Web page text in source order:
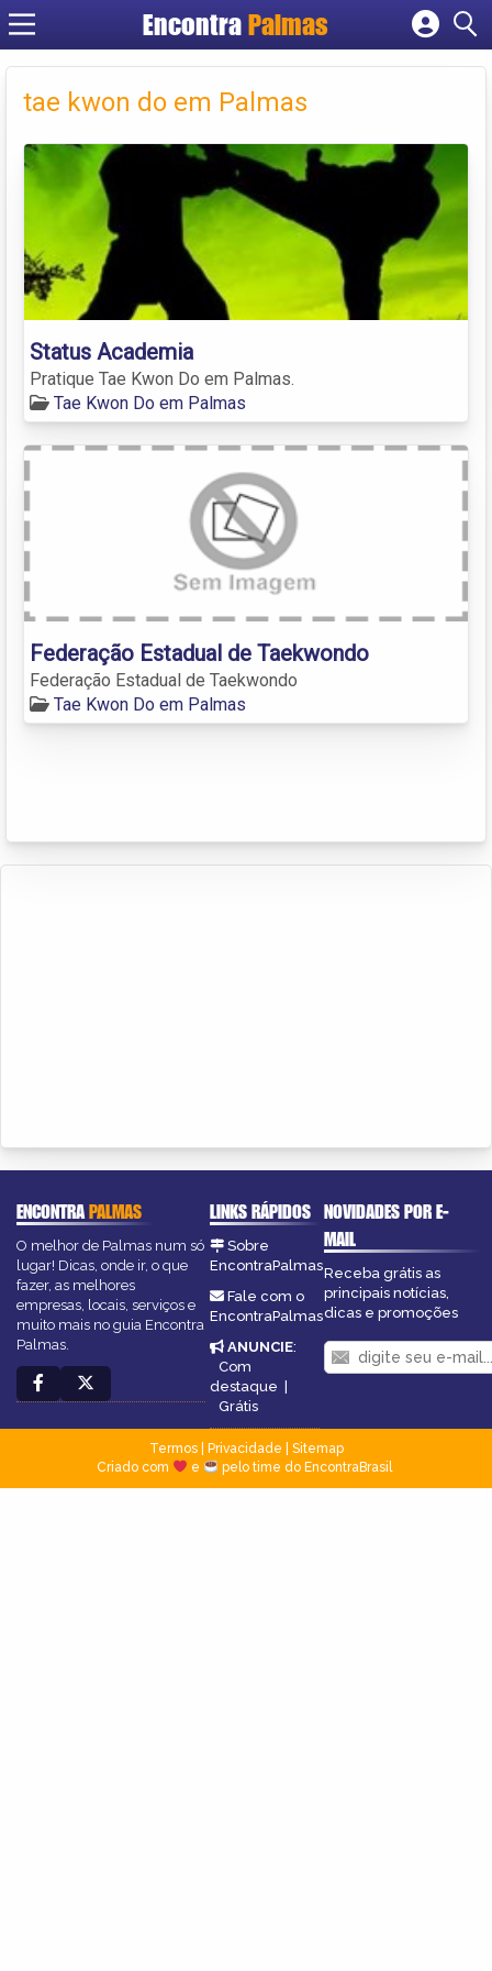
Encontra Palmas
Cadastrar empresa
Criar conta
tae kwon do em Palmas
Status Academia
Pratique Tae Kwon Do em Palmas.
Tae Kwon Do em Palmas
Federação Estadual de Taekwondo
Federação Estadual de Taekwondo
Tae Kwon Do em Palmas
ENCONTRAPALMAS
O melhor de Palmas num só
lugar! Dicas, onde ir, o que
fazer, as melhores
empresas, locais, serviços e
muito mais no guia Encontra
Palmas.
LINKS RÁPIDOS
Sobre
EncontraPalmas
Fale com o
EncontraPalmas
ANUNCIE:
Com
destaque |
Grátis
NOVIDADES POR E-
MAIL
Receba grátis as
principais notícias,
dicas e promoções
Termos| Privacidade
Sitemap
Criado com
e pelo time do EncontraBrasil